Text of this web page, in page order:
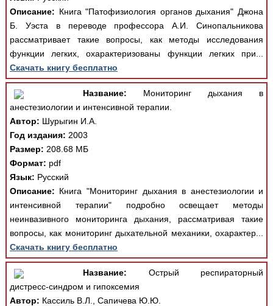
Описание: Книга "Патофизиология органов дыхания" Джона
Б. Уэста в переводе профессора А.И. Синопальникова
рассматривает такие вопросы, как методы исследования
функции легких, охарактеризованы функции легких при...
Скачать книгу бесплатно
Название: Мониторинг дыхания в
анестезиологии и интенсивной терапии.
Автор: Шурыгин И.А.
Год издания: 2003
Размер: 208.68 МБ
Формат: pdf
Язык: Русский
Описание: Книга "Мониторинг дыхания в анестезиологии и
интенсивной терапии" подробно освещает методы
неинвазивного мониторинга дыхания, рассматривая такие
вопросы, как мониторинг дыхательной механики, охарактер...
Скачать книгу бесплатно
Название: Острый респираторный
дистресс-синдром и гипоксемия
Автор: Кассиль В.Л., Сапичева Ю.Ю.